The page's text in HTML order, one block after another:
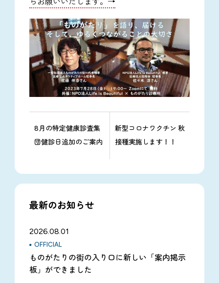
8月の特定健康診査集
団健診日追加のご案内
新型コロナワクチン 秋
接種実施します！！
最新のお知らせ
2026.08.01
OFFICIAL
ものがたりの街の入り口に新しい「案内掲示
板」ができました